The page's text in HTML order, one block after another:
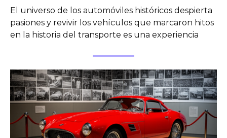
El universo de los automóviles históricos despierta
pasiones y revivir los vehículos que marcaron hitos
en la historia del transporte es una experiencia